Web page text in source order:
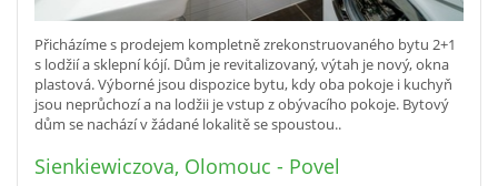
Přicházíme s prodejem kompletně zrekonstruovaného bytu 2+1
s lodžií a sklepní kójí. Dům je revitalizovaný, výtah je nový, okna
plastová. Výborné jsou dispozice bytu, kdy oba pokoje i kuchyň
jsou neprůchozí a na lodžii je vstup z obývacího pokoje. Bytový
dům se nachází v žádané lokalitě se spoustou..
Sienkiewiczova, Olomouc - Povel